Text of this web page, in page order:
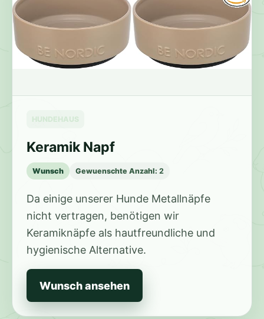
HUNDEHAUS
Keramik Napf
Wunsch Gewuenschte Anzahl: 2
Da einige unserer Hunde Metallnäpfe
nicht vertragen, benötigen wir
Keramiknäpfe als hautfreundliche und
hygienische Alternative.
Wunsch ansehen